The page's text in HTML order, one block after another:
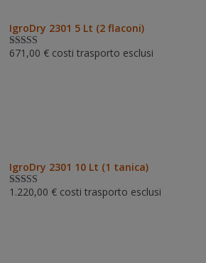
IgroDry 2301 5 Lt (2 flaconi)
Valutato5.00
671,00 € costi trasporto esclusi
IgroDry 2301 10 Lt (1 tanica)
Valutato5.00
1.220,00 € costi trasporto esclusi